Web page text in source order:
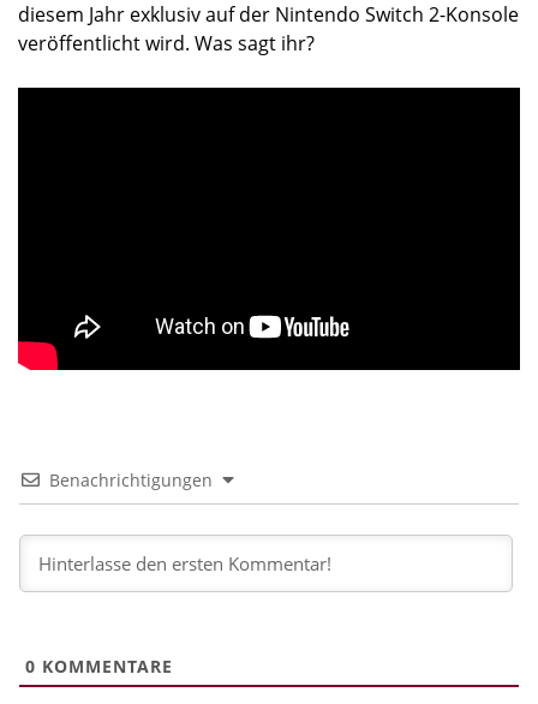
diesem Jahr exklusiv auf der Nintendo Switch 2-Konsole
veröffentlicht wird. Was sagt ihr?
Benachrichtigungen
0 KOMMENTARE